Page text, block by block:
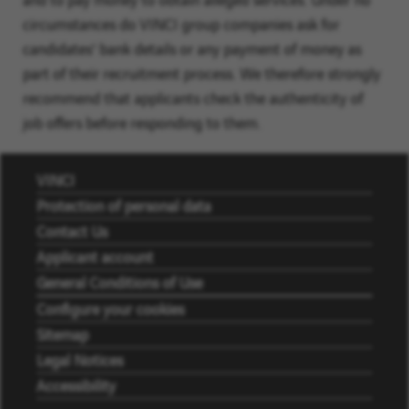
circumstances do VINCI group companies ask for
candidates' bank details or any payment of money as
part of their recruitment process. We therefore strongly
recommend that applicants check the authenticity of
job offers before responding to them.
VINCI
Protection of personal data
Contact Us
Applicant account
General Conditions of Use
Configure your cookies
Sitemap
Legal Notices
Accessibility